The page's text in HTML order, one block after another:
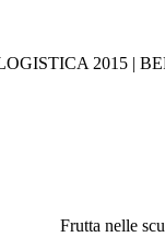
2015 |
Frutta nelle